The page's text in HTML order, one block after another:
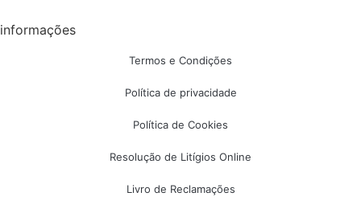
informações
Termos e Condições
Política de privacidade
Política de Cookies
Resolução de Litígios Online
Livro de Reclamações